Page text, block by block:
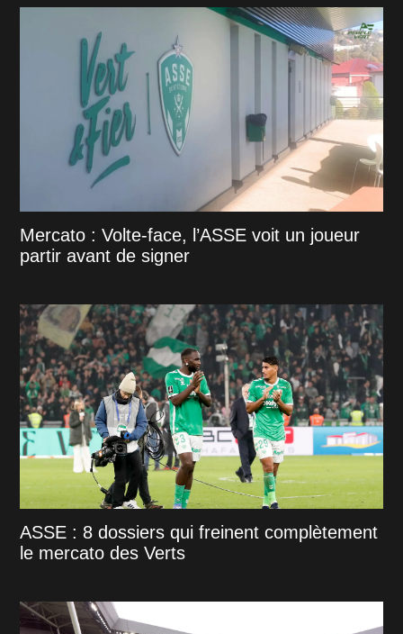
Mercato : Volte-face, l’ASSE voit un joueur
partir avant de signer
ASSE : 8 dossiers qui freinent complètement
le mercato des Verts